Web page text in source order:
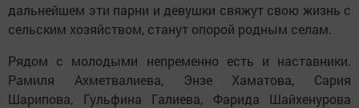
дальнейшем эти парни и девушки свяжут свою жизнь с
сельским хозяйством, станут опорой родным селам.
Рядом с молодыми непременно есть и наставники.
Рамиля Ахметвалиева, Энзе Хаматова, Сария
Шарипова, Гульфина Галиева, Фарида Шайхенурова